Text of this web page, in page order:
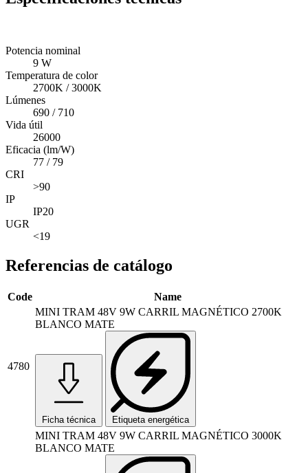
Potencia nominal
9 W
Temperatura de color
2700K / 3000K
Lúmenes
690 / 710
Vida útil
26000
Eficacia (lm/W)
77 / 79
CRI
>90
IP
IP20
UGR
<19
Referencias de catálogo
Code Name
4780
MINI TRAM 48V 9W CARRIL MAGNÉTICO 2700K
BLANCO MATE
Ficha técnica Etiqueta energética
MINI TRAM 48V 9W CARRIL MAGNÉTICO 3000K
BLANCO MATE